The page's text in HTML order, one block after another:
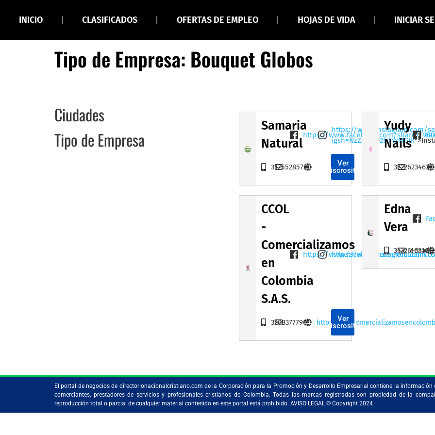
INICIO CLASIFICADOS OFERTAS DE EMPLEO HOJAS DE VIDA INICIAR
Tipo de Empresa: Bouquet Globos
Ciudades
Tipo de Empresa
Samaria
Natural
https://www.facebook.com/share/
https://www.instagram.com/
igsh=NzZxamQ2bTYxMGtk
3175528572
Ver
Miscrositio
Yudy
Nails
3222623463
CCOL
-
Comercializamos
en
Colombia
S.A.S.
https://www.facebook.com/
https://www.instagram.com/
3208377790 http:// Ver
Miscrositio
Edna
Vera
3132616310
El portal de negocios de directorionacionalcristiano.com de la Corporación para la Promoción y Desarrollo Empresarial contiene la información
comerciantes, prestadores de servicios y profesionales cristianos de Colombia. Todas las marcas registradas son propiedad de la
reproducción total o parcial de cualquier material contenido en este portal está prohibido. AVISO LEGAL © Copyright 2024